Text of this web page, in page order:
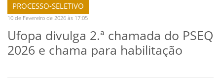
PROCESSO-SELETIVO
10 de Fevereiro de 2026 às 17:05
Ufopa divulga 2.ª chamada do PSEQ
2026 e chama para habilitação